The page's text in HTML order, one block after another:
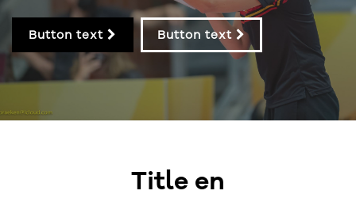
Button text Button text
Title en